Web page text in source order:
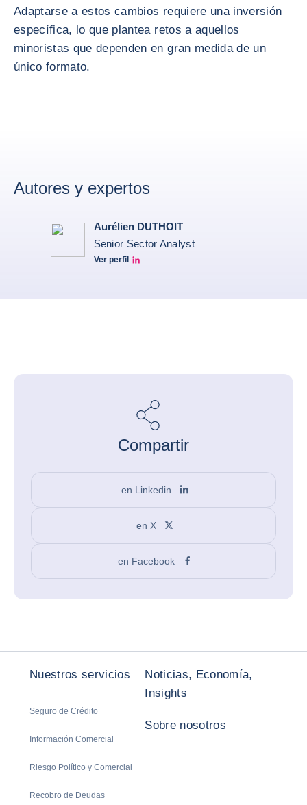
Adaptarse a estos cambios requiere una inversión
específica, lo que plantea retos a aquellos
minoristas que dependen en gran medida de un
único formato.
Autores y expertos
Aurélien DUTHOIT
Senior Sector Analyst
Ver perfil
Aurélien Duthoit Linkedin profile
Compartir
en Linkedin
en X
en Facebook
Nuestros servicios
Seguro de Crédito
Información Comercial
Riesgo Político y Comercial
Recobro de Deudas
Noticias, Economía,
Insights
Sobre nosotros